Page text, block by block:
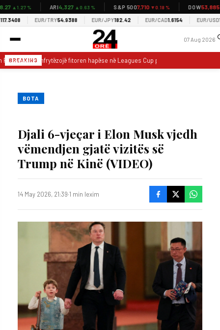
▲1.27 % ARI4,327▲0.63 % S&P 5007,710▼0.18 % DOW53,885
EUR/TRY54.9388 EUR/JPY182.42 EUR/CAD1.6154 EUR/USD
07 Aug 2026
BREAKING
synon të shfrytëzojë fitoren hapëse në Leagues Cup për të rikthyer formën
BOTA
Djali 6-vjeçar i Elon Musk vjedh
vëmendjen gjatë vizitës së
Trump në Kinë (VIDEO)
14 May 2026, 21:39·1 min lexim